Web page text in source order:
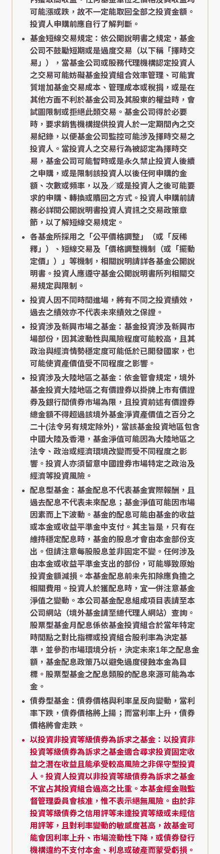
可能漲或跌，故不一定能取回全部之投資金額。
投資人申購前應自行了解判斷。
基金短線交易規定：依公開說明書之規定，基金
公司不鼓勵短期或是過度交易（以下稱「擇時交
易」），當基金公司或股務代理機構認定投資人
之交易可能妨礙基金投資組合效率管理、可能實
質增加基金交易成本、管理成本或稅捐，或是在
其他方面不利於基金公司及其股東的權益時，會
試圖限制或拒絕此類交易。基金公司得於必要
時，要求銷售機構提供投資人於一定期間內之交
易紀錄，以便基金公司監控可能涉及擇時交易之
投資人。當投資人之交易行為被認定為擇時交
易，基金公司可能暫時或是永久禁止投資人後續
之申購，或是限制該投資人以後任何申購的金
額、次數或頻率，以及／或是投資人之後可能要
求的申購、轉換或贖回之方式。投資人申購前請
務必詳閱公開說明書投資人資訊之交易政策章
節，以了解短線交易規定。
各基金所採用之「公平價格調整」（或「反稀
釋」）、短線交易及「價格調整機制（或「擺動
定價」）」等機制，相關說明請詳各基金公開說
明書。投資人應遵守基金公開說明書所列相關交
易規定與限制。
投資人因不同時間進場，將有不同之投資績效，
過去之績效亦不代表未來績效之保證。
投資涉及新興市場之基金：基金投資涉及新興市
場部份，因其波動性與風險程度可能較高，且其
政治與經濟情勢穩定度可能低於已開發國家，也
可能使資產價值受不同程度之影響。
投資涉及大陸地區之基金：依金管會規定，境外
基金投資大陸地區之有價證券以掛牌上市有價證
券及銀行間債券市場為限，且投資前述有價證券
總金額不得超過該境外基金淨資產價值之百分之
二十(法令另有規定除外)，當該基金投資地區包含
中國大陸及香港，基金淨值可能因為大陸地區之
法令、政治或經濟環境改變而受不同程度之影
響。投資人亦須留意中國證券市場特定之政治及
經濟等投資風險。
配息型基金：基金配息不代表基金實際報酬，且
過去配息不代表未來配息；基金淨值可能因市場
因素而上下波動。基金的配息可能由基金的收益
或本金或收益平準金中支付。其主旨是，只有在
維持穩定配息時，基金的股息才會由本金部份支
出。但請注意每股股息並非固定不變。任何涉及
由本金或收益平準金支出的部份，可能導致原始
投資金額減損。本基金配息前未先扣除應負擔之
相關費用。投資人於獲配息時，宜一併注意基金
淨值之變動。本公司基金配息組成項目表請至本
公司網站（境外基金請至總代理人網站）查詢。
股票型基金月配息係依基金投資組合於當年特定
時間點之對比指標或投資組合股利率為決定基
準，並參酌市場環境分析，決定未來1年之配息金
額，基金配息政策乃以避免過度侵蝕本金為目
標。股票型基金之配息類股的配息來源可能為本
金。
債券型基金：債券價格與利率呈反向變動，當利
率下跌，債券價格將上揚；而當利率上升，債券
價格將會走跌。
以投資非投資等級債券為訴求之基金：以投資非
投資等級債券為訴求之基金適合尋求投資固定收
益之潛在收益且能承受較高風險之非保守型投資
人。投資人投資以非投資等級債券為訴求之基金
不宜占其投資組合過高之比重。本基金經金融監
督管理委員會核准，惟不表示絕無風險。由於非
投資等級債券之信用評等未達投資等級或未經信
用評等，且對利率變動的敏感度甚高，故基金可
能會因利率上升、市場流動性下降，或債券發行
機構違約不支付本金、利息或破產而蒙受虧損。